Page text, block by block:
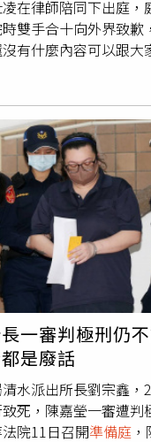
惟法院判決後，社會
馨的委任律師證實，
決提供文件了。
媽調閱檔案，法官做
示意見。張芳馨委任
的委任律師李晏榕庭
看媽媽，其實孩子也
稱兒少資料必須保密
榕還告訴法官，孩子
說了非常多的事情」
調資料是「他們生存
實情。李晏榕轉述孩子
他們有3年睡在地上，
以社會局便宜行事把小
人照顧，然後擔心原告
局究責，她很開心見
說出口的，還是得藉
解這幾年發生什麼事
安置後才講出一些原
工會有不同處置；關
會局一得知就啟動司
須建立在孩子要先說
責幫助張芳馨有效行
新北市社會局一味以
凌在律師陪同下出庭
雙手合十向外界致歉
有什麼內容可以跟大
向法官陳述，也感謝
。至於外界關注的高
面回應，僅低調表示
。此案源於藝人王大
查出，薛仕凌也曾找
陳志明，以30萬元代價
2002年起，便以就學、
2011年間透過陳志明安
檢。根據檢警調查，陳
氣」等方式，營造血
行複檢時，由薛仕凌
明代為測量，讓陳男
」診斷證明，最終成
薛仕凌在案發後並未
助草擬不實聲明，對
操作與形象洗白，甚
方出庭作證，企圖藉
主動到案，薛仕凌仍
一審判極刑仍
是廢話
水派出所長劉宗鑫，
死，陳嘉瑩一審遭判
院11日召開準備庭